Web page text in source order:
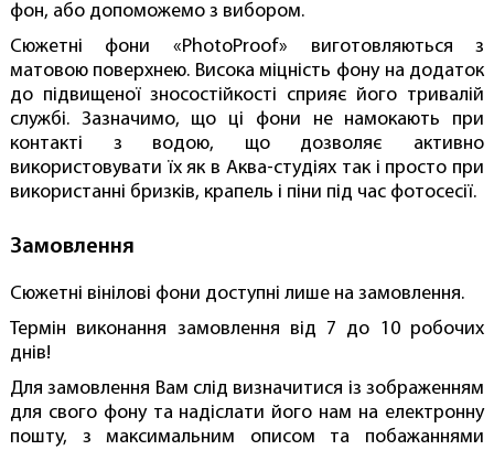
фон, або допоможемо з вибором.
Сюжетні фони «PhotoProof» виготовляються з
матовою поверхнею. Висока міцність фону на додаток
до підвищеної зносостійкості сприяє його тривалій
службі. Зазначимо, що ці фони не намокають при
контакті з водою, що дозволяє активно
використовувати їх як в Аква-студіях так і просто при
використанні бризків, крапель і піни під час фотосесії.
Замовлення
Сюжетні вінілові фони доступні лише на замовлення.
Термін виконання замовлення від 7 до 10 робочих
днів!
Для замовлення Вам слід визначитися із зображенням
для свого фону та надіслати його нам на електронну
пошту, з максимальним описом та побажаннями